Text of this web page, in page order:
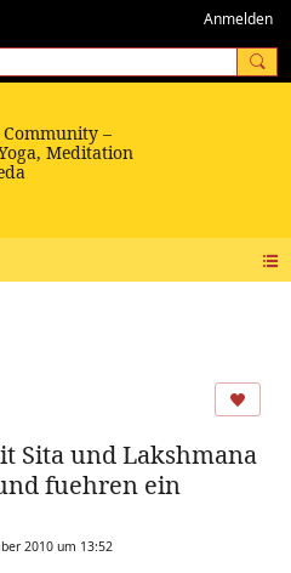
Anmelden
Sita und Lakshmana
fuehren ein
2010 um 13:52